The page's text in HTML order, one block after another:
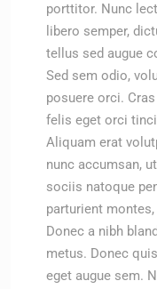
porttitor. Nunc
libero semper,
tellus sed augue
Sed sem odio,
posuere orci.
felis eget orci
Aliquam erat
nunc accumsan,
sociis natoque
parturient
Donec a nibh
metus. Donec
eget augue sem.